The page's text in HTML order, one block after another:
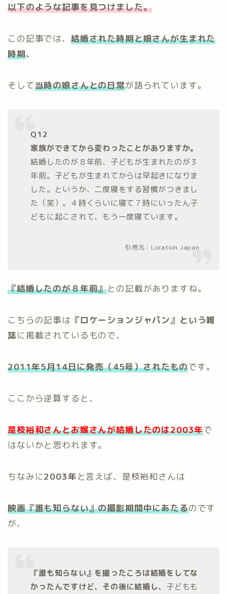
以下のような記事を見つけました。
この記事では、 結婚された時期と娘さんが生まれた
時期、
そして当時の娘さんとの日常が語られています。
Q12
家族ができてから変わったことがありますか。
結婚したのが８年前、子どもが生まれたのが３
年前。子どもが生まれてからは早起きになりま
した。というか、二度寝をする習慣がつきまし
た（笑）。４時くらいに寝て７時にいったん子
どもに起こされて、もう一度寝ています。
引用元： Location Japan
『結婚したのが８年前』との記載がありますね。
こちらの記事は 『ロケーションジャパン』という雑
誌に掲載されているもので、
2011年5月14日に発売（45号）されたものです。
ここから逆算すると、
是枝裕和さんとお嫁さんが結婚したのは2003年で
はないかと思われます。
ちなみに2003年と言えば、是枝裕和さんは
映画『誰も知らない』の撮影期間中にあたるのです
が、
『誰も知らない』を撮ったころは結婚をしてな
かったんですけど、その後に結婚し、 子どもも